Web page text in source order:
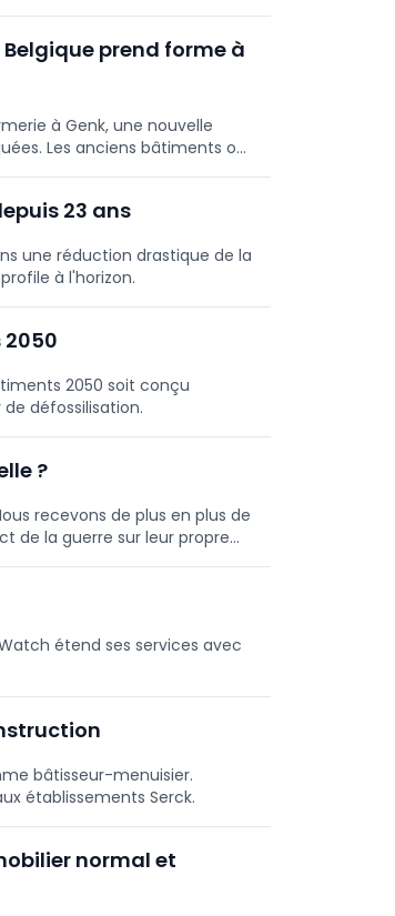
prend forme à
à Genk, une nouvelle
Les anciens bâtiments ont
23 ans
une réduction drastique de la
à l'horizon.
2050 soit conçu
défossilisation.
?
recevons de plus en plus de
de la guerre sur leur propre
étend ses services avec
bâtisseur-menuisier.
établissements Serck.
normal et